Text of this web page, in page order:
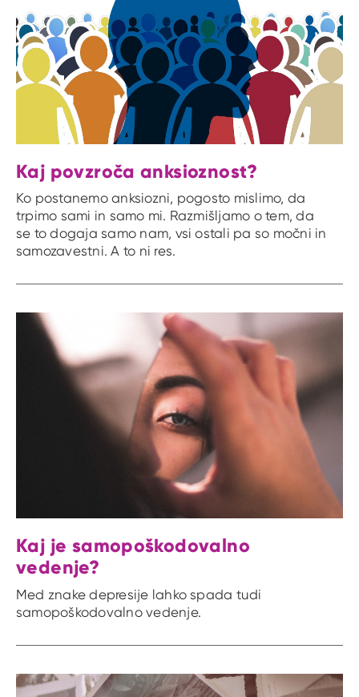
Kaj povzroča anksioznost?
Ko postanemo anksiozni, pogosto mislimo, da
trpimo sami in samo mi. Razmišljamo o tem, da
se to dogaja samo nam, vsi ostali pa so močni in
samozavestni. A to ni res.
Kaj je samopoškodovalno
vedenje?
Med znake depresije lahko spada tudi
samopoškodovalno vedenje.